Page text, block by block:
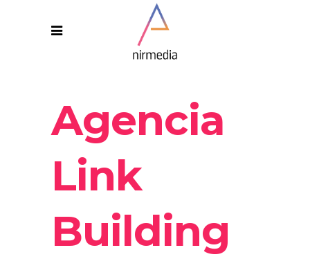
Agencia
Link
Building